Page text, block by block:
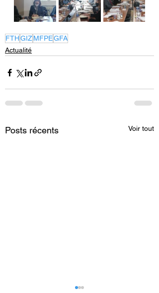
FTHGIZMFPEGFA
Actualité
Posts récents Voir tout